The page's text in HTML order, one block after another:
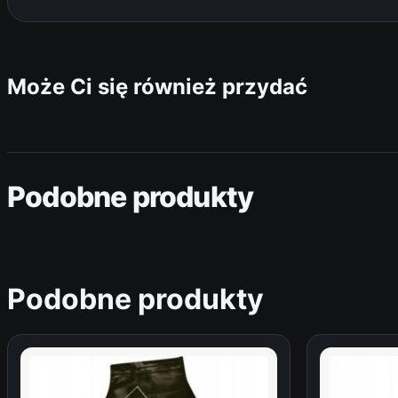
Może Ci się również przydać
Podobne produkty
Podobne produkty